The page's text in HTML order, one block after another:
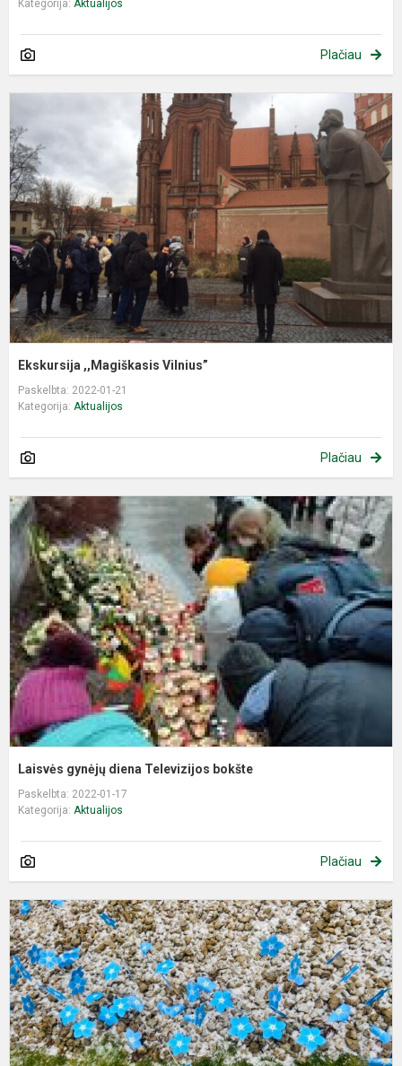
Kategorija: Aktualijos
Plačiau
Ekskursija ,,Magiškasis Vilnius”
Paskelbta: 2022-01-21
Kategorija: Aktualijos
Plačiau
Laisvės gynėjų diena Televizijos bokšte
Paskelbta: 2022-01-17
Kategorija: Aktualijos
Plačiau